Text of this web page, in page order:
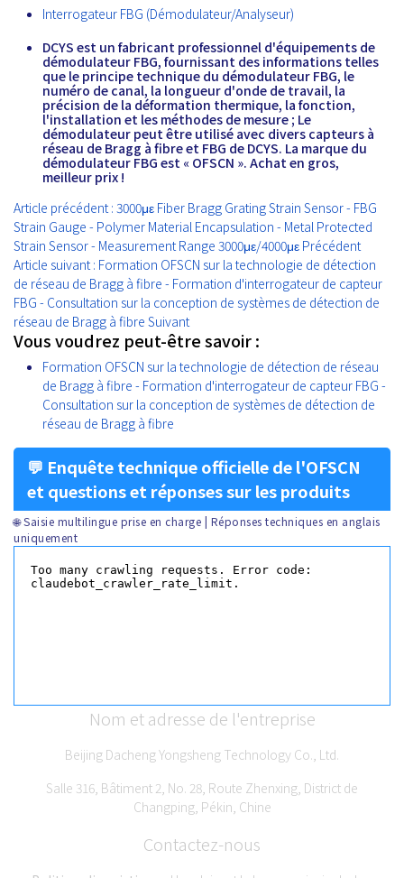
Interrogateur FBG (Démodulateur/Analyseur)
DCYS est un fabricant professionnel d'équipements de
démodulateur FBG, fournissant des informations telles
que le principe technique du démodulateur FBG, le
numéro de canal, la longueur d'onde de travail, la
précision de la déformation thermique, la fonction,
l'installation et les méthodes de mesure ; Le
démodulateur peut être utilisé avec divers capteurs à
réseau de Bragg à fibre et FBG de DCYS. La marque du
démodulateur FBG est « OFSCN ». Achat en gros,
meilleur prix !
Article précédent : 3000με Fiber Bragg Grating Strain Sensor - FBG
Strain Gauge - Polymer Material Encapsulation - Metal Protected
Strain Sensor - Measurement Range 3000με/4000με Précédent
Article suivant : Formation OFSCN sur la technologie de détection
de réseau de Bragg à fibre - Formation d'interrogateur de capteur
FBG - Consultation sur la conception de systèmes de détection de
réseau de Bragg à fibre Suivant
Vous voudrez peut-être savoir :
Formation OFSCN sur la technologie de détection de réseau
de Bragg à fibre - Formation d'interrogateur de capteur FBG -
Consultation sur la conception de systèmes de détection de
réseau de Bragg à fibre
💬 Enquête technique officielle de l'OFSCN
et questions et réponses sur les produits
🌐 Saisie multilingue prise en charge | Réponses techniques en anglais
uniquement
Nom et adresse de l'entreprise
Beijing Dacheng Yongsheng Technology Co., Ltd.
Salle 316, Bâtiment 2, No. 28, Route Zhenxing, District de
Changping, Pékin, Chine
Contactez-nous